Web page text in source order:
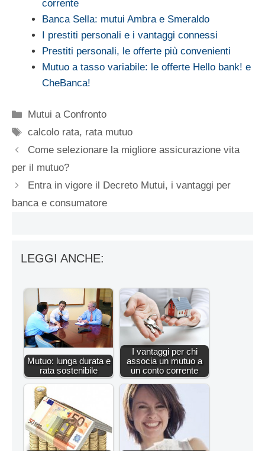
corrente
Banca Sella: mutui Ambra e Smeraldo
I prestiti personali e i vantaggi connessi
Prestiti personali, le offerte più convenienti
Mutuo a tasso variabile: le offerte Hello bank! e
CheBanca!
Categorie
Mutui a Confronto
Tag
calcolo rata, rata mutuo
Come selezionare la migliore assicurazione vita
per il mutuo?
Entra in vigore il Decreto Mutui, i vantaggi per
banca e consumatore
LEGGI ANCHE:
Mutuo: lunga durata e
rata sostenibile
I vantaggi per chi
associa un mutuo a
un conto corrente